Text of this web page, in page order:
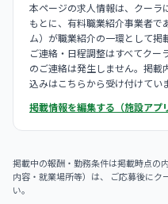
本ページの求人情報は、クーラ
もとに、有料職業紹介事業者で
ム）が職業紹介の一環として掲
ご連絡・日程調整はすべてク
のご連絡は発生しません。掲載
込みはこちらから受け付けてい
掲載情報を編集する（施設アプ
掲載中の報酬・勤務条件は掲載時点の
内容・就業場所等）は、 ご応募後に
い。